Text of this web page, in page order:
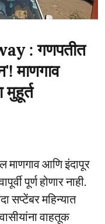
: गणपतीत
माणगाव
मुहूर्त
माणगाव आणि इंदापूर
पूर्ण होणार नाही.
सप्टेंबर महिन्यात
वाहतूक